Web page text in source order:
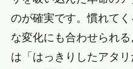
のが確実です。慣れて
な変化にも合わせられ
は「はっきりしたアタ